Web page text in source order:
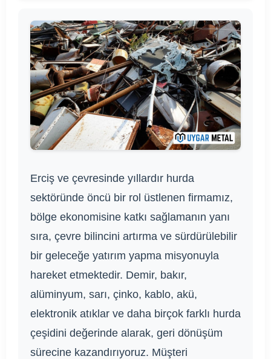
Erciş ve çevresinde yıllardır hurda
sektöründe öncü bir rol üstlenen firmamız,
bölge ekonomisine katkı sağlamanın yanı
sıra, çevre bilincini artırma ve sürdürülebilir
bir geleceğe yatırım yapma misyonuyla
hareket etmektedir. Demir, bakır,
alüminyum, sarı, çinko, kablo, akü,
elektronik atıklar ve daha birçok farklı hurda
çeşidini değerinde alarak, geri dönüşüm
sürecine kazandırıyoruz. Müşteri